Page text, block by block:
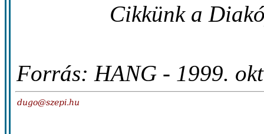
Cikkünk a
Forrás: HANG - 1999.